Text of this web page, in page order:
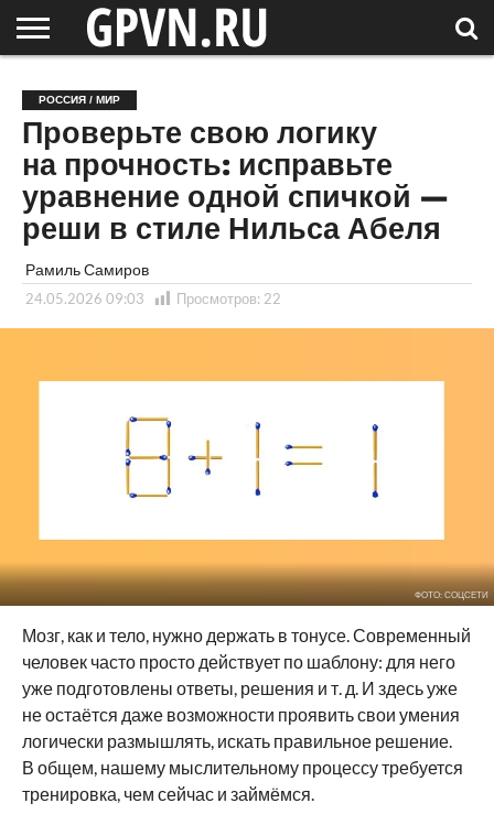
ОБЛАСТЬ
НОВОСТИ
СОСЕДЕЙ
РОССИЯ
/ МИР
СПЕЦПРОЕКТЫ
БЛОГ
СТАТЬИ
ФОТОРЕПОРТАЖИ
ИНТЕРВЬЮ
ОБЪЕКТЫ
ПОДБОРКИ
РОССИЯ / МИР
Проверьте свою логику
на прочность: исправьте
уравнение одной спичкой —
реши в стиле Нильса Абеля
Рамиль Самиров
24.05.2026 09:03 Просмотров: 22
ФОТО: СОЦСЕТИ
Мозг, как и тело, нужно держать в тонусе. Современный
человек часто просто действует по шаблону: для него
уже подготовлены ответы, решения и т. д. И здесь уже
не остаётся даже возможности проявить свои умения
логически размышлять, искать правильное решение.
В общем, нашему мыслительному процессу требуется
тренировка, чем сейчас и займёмся.